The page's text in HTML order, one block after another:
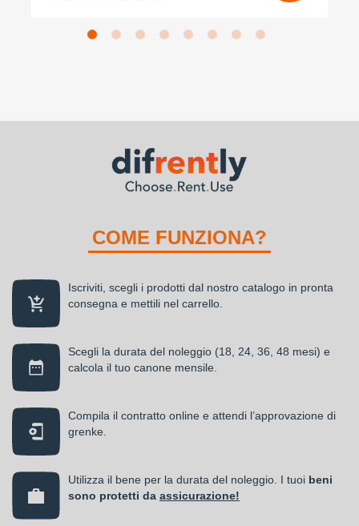
COME FUNZIONA?
Iscriviti, scegli i prodotti dal nostro catalogo in pronta
consegna e mettili nel carrello.
Scegli la durata del noleggio (18, 24, 36, 48 mesi) e
calcola il tuo canone mensile.
Compila il contratto online e attendi l’approvazione di
grenke.
Utilizza il bene per la durata del noleggio. I tuoi beni
sono protetti da assicurazione!